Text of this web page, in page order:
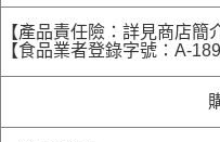
【產品責任險：詳見商店簡
【食品業者登錄字號：A-